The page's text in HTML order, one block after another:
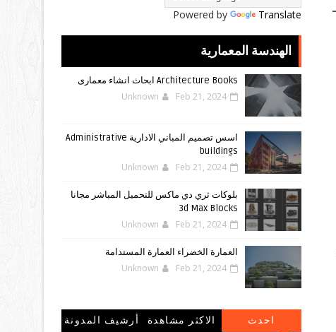
Powered by Translate
الهندسة المعمارية
Architecture Books ابحاث انشاء معمارى
Unknown Feb 21, 2024
اسس تصميم المباني الادارية Administrative
buildings
Unknown Feb 21, 2024
بلوكات ثري دي ماكس للتحميل المباشر مجانا
3d Max Blocks
Unknown Feb 21, 2024
العمارة الخضراء العمارة المستدامة
Unknown Feb 21, 2024
احدث
الاكثر مشاهدة
أرشيف المدونة